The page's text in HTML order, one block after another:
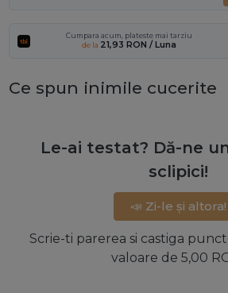
Cumpara acum, plateste mai tarziu
de la 21,93 RON / Luna
Ce spun inimile cucerite
Le-ai testat? Dă-ne
sclipici!
📣 Zi-le și altora!
Scrie-ti parerea si castiga
valoare de 5,00